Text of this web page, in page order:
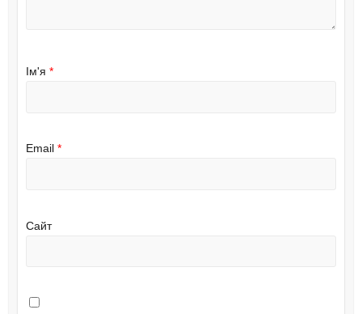
Ім'я *
Email *
Сайт